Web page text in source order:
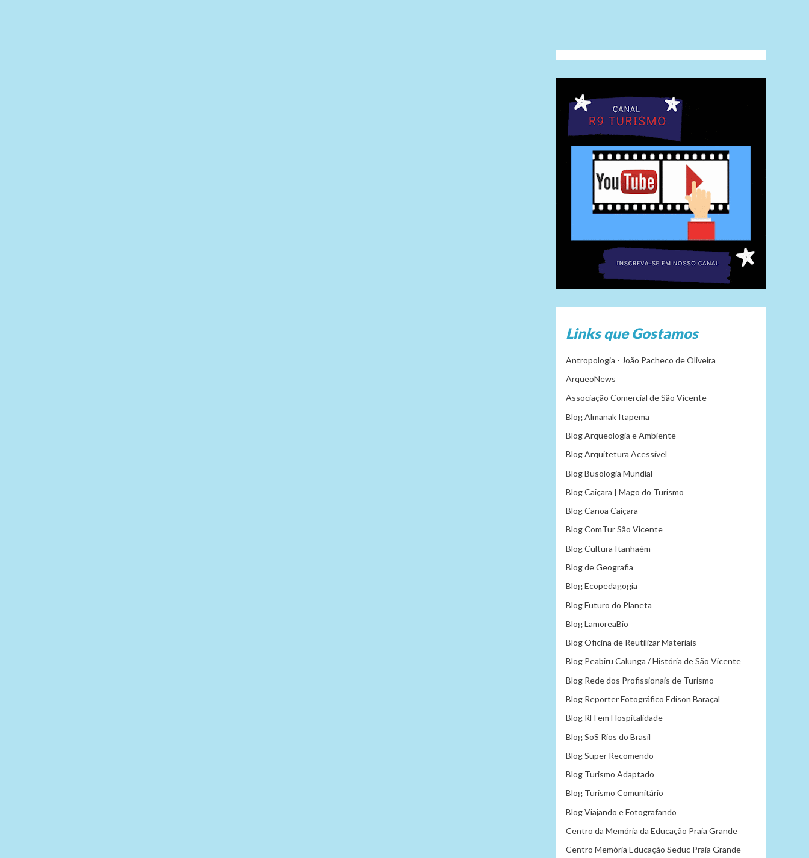
Links que Gostamos
Antropologia - João Pacheco de Oliveira
ArqueoNews
Associação Comercial de São Vicente
Blog Almanak Itapema
Blog Arqueologia e Ambiente
Blog Arquitetura Acessível
Blog Busologia Mundial
Blog Caiçara | Mago do Turismo
Blog Canoa Caiçara
Blog ComTur São Vicente
Blog Cultura Itanhaém
Blog de Geografia
Blog Ecopedagogia
Blog Futuro do Planeta
Blog LamoreaBio
Blog Oficina de Reutilizar Materiais
Blog Peabiru Calunga / História de São Vicente
Blog Rede dos Profissionais de Turismo
Blog Reporter Fotográfico Edison Baraçal
Blog RH em Hospitalidade
Blog SoS Rios do Brasil
Blog Super Recomendo
Blog Turismo Adaptado
Blog Turismo Comunitário
Blog Viajando e Fotografando
Centro da Memória da Educação Praia Grande
Centro Memória Educação Seduc Praia Grande